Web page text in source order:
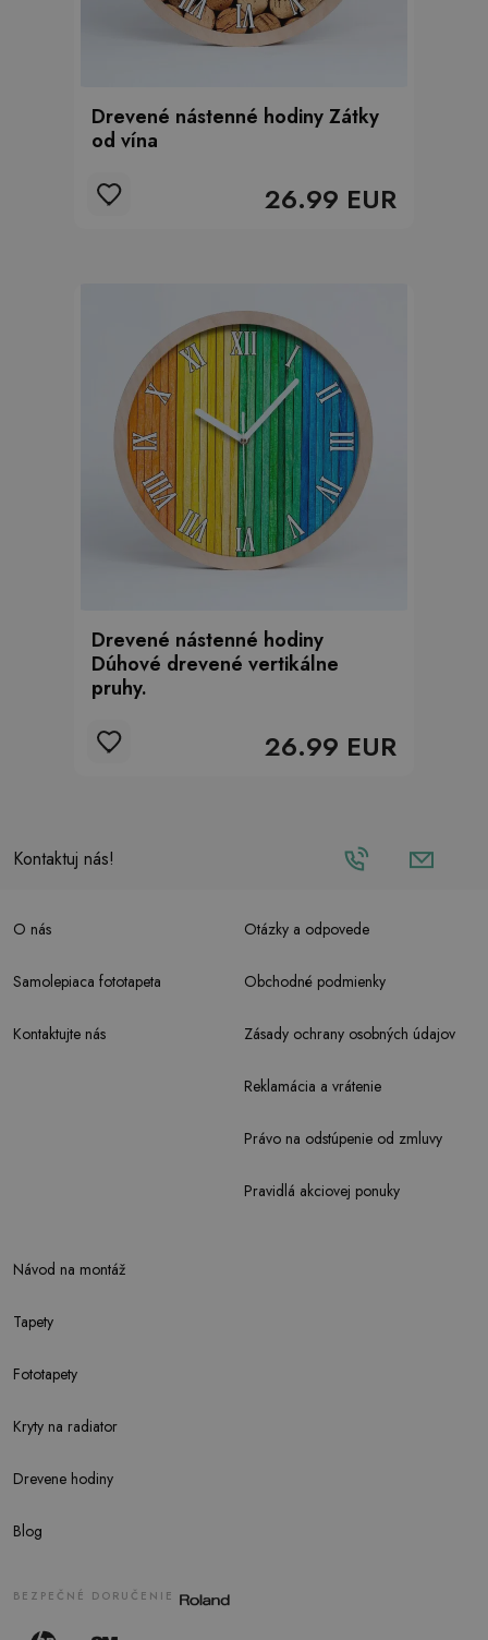
Drevené nástenné hodiny Zátky
od vína
26.99 EUR
Drevené nástenné hodiny
Dúhové drevené vertikálne
pruhy.
26.99 EUR
Kontaktuj nás!
O nás
Samolepiaca fototapeta
Kontaktujte nás
Návod na montáž
Tapety
Fototapety
Kryty na radiator
Drevene hodiny
Blog
Otázky a odpovede
Obchodné podmienky
Zásady ochrany osobných údajov
Reklamácia a vrátenie
Právo na odstúpenie od zmluvy
Pravidlá akciovej ponuky
BEZPEČNÉ DORUČENIE